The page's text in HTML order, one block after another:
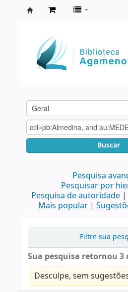
Agamenon
Magalhães
Buscar
Pesquisa
Pesquisar por
Pesquisa de autoridade
Mais popular
Filtre sua
Sua pesquisa retornou 3
Desculpe, sem